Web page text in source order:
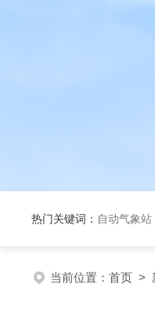
热门关键词： 自动气象
当前位置： 首页 >